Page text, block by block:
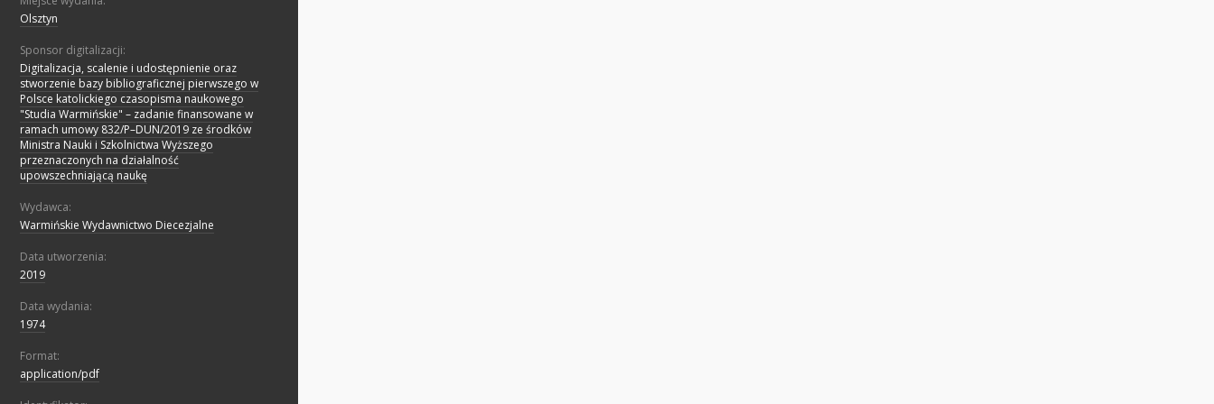
Olsztyn
Sponsor digitalizacji:
Digitalizacja, scalenie i udostępnienie oraz
stworzenie bazy bibliograficznej pierwszego w
Polsce katolickiego czasopisma naukowego
"Studia Warmińskie" – zadanie finansowane w
ramach umowy 832/P–DUN/2019 ze środków
Ministra Nauki i Szkolnictwa Wyższego
przeznaczonych na działalność
upowszechniającą naukę
Wydawca:
Warmińskie Wydawnictwo Diecezjalne
Data utworzenia:
2019
Data wydania:
1974
Format:
application/pdf